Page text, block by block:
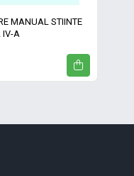
MANUAL STIINTE
IV-A